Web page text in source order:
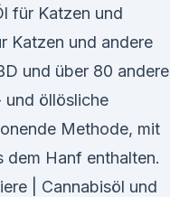
für Katzen und
Katzen und andere
und über 80 andere
und öllösliche
Methode, mit
dem Hanf enthalten.
| Cannabisöl und